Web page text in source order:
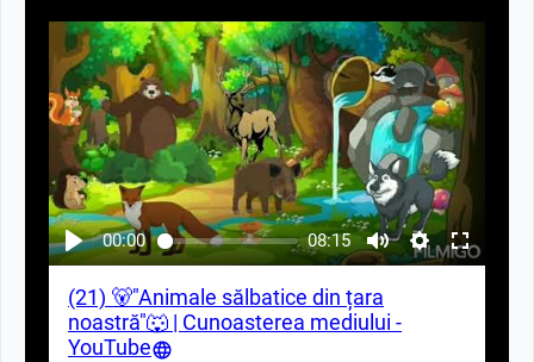
00:00 08:15
(21) 🐻"Animale sălbatice din țara
noastră"🐺 | Cunoasterea mediului -
YouTube